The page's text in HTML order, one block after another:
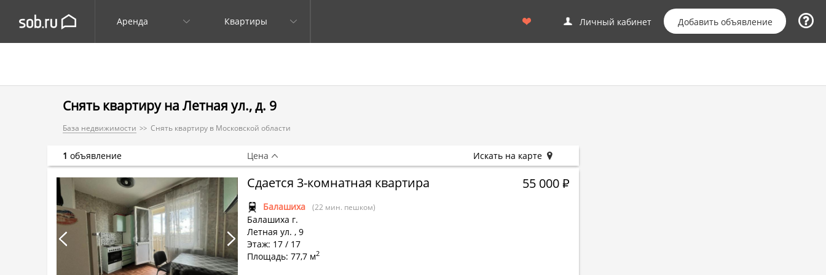
Аренда Квартиры Личный кабинет Добавить объявление
Снять квартиру на Летная ул., д. 9
База недвижимости Снять квартиру в Московской области
Сдается 3-комнатная квартира
Балашиха (22 мин. пешком)
Балашиха г.
Летная ул. , 9
Этаж: 17 / 17
Площадь: 77,7 м2
55 000Р
1 объявление Цена Искать на карте